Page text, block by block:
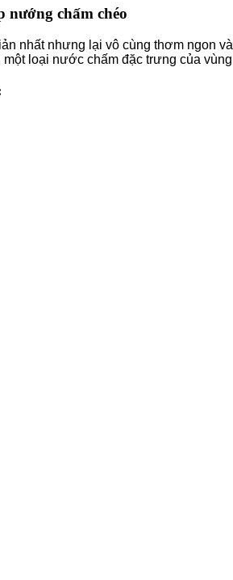
nướng chấm chéo
nhất nhưng lại vô cùng thơm ngon
loại nước chấm đặc trưng của